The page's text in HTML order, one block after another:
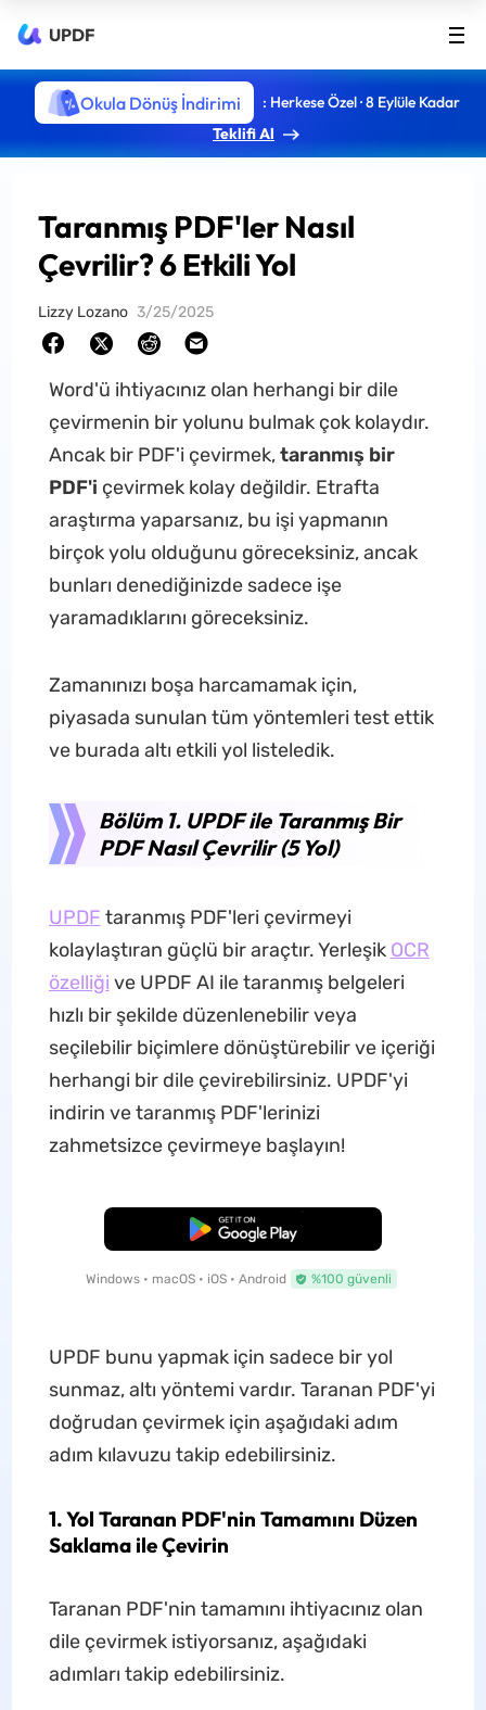
UPDF
Okula Dönüş İndirimi
: Herkese Özel · 8 Eylüle Kadar
Teklifi Al
Taranmış PDF'ler Nasıl
Çevrilir? 6 Etkili Yol
Lizzy Lozano 3/25/2025
Word'ü ihtiyacınız olan herhangi bir dile
çevirmenin bir yolunu bulmak çok kolaydır.
Ancak bir PDF'i çevirmek,taranmış bir
PDF'i çevirmek kolay değildir. Etrafta
araştırma yaparsanız, bu işi yapmanın
birçok yolu olduğunu göreceksiniz, ancak
bunları denediğinizde sadece işe
yaramadıklarını göreceksiniz.
Zamanınızı boşa harcamamak için,
piyasada sunulan tüm yöntemleri test ettik
ve burada altı etkili yol listeledik.
Bölüm 1. UPDF ile Taranmış Bir
PDF Nasıl Çevrilir (5 Yol)
UPDF taranmış PDF'leri çevirmeyi
kolaylaştıran güçlü bir araçtır. Yerleşik OCR
özelliği ve UPDF AI ile taranmış belgeleri
hızlı bir şekilde düzenlenebilir veya
seçilebilir biçimlere dönüştürebilir ve içeriği
herhangi bir dile çevirebilirsiniz. UPDF'yi
indirin ve taranmış PDF'lerinizi
zahmetsizce çevirmeye başlayın!
Ücretsiz İndirme
Windows • macOS • iOS • Android %100 güvenli
UPDF bunu yapmak için sadece bir yol
sunmaz, altı yöntemi vardır. Taranan PDF'yi
doğrudan çevirmek için aşağıdaki adım
adım kılavuzu takip edebilirsiniz.
1. Yol Taranan PDF'nin Tamamını Düzen
Saklama ile Çevirin
Taranan PDF'nin tamamını ihtiyacınız olan
dile çevirmek istiyorsanız, aşağıdaki
adımları takip edebilirsiniz.